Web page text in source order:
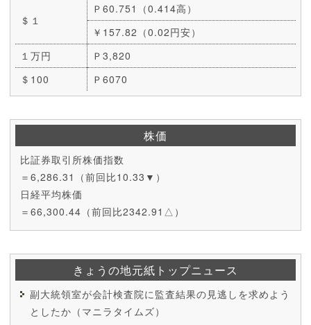
＄１
Ｐ60.751（0.414高）
￥157.82（0.02円安）
１万円
Ｐ3,820
＄100
Ｐ6070
株価
比証券取引所株価指数
＝6,286.31（前回比10.33▼）
日経平均株価
＝66,300.44（前回比2342.91△）
きょうの地元紙トップニュース
副大統領室が会計検査院に監査結果の見逃しを求めよう
としたか（マニラタイムズ）